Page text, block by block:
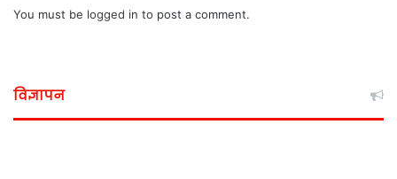
You must be logged in to post a comment.
विज्ञापन